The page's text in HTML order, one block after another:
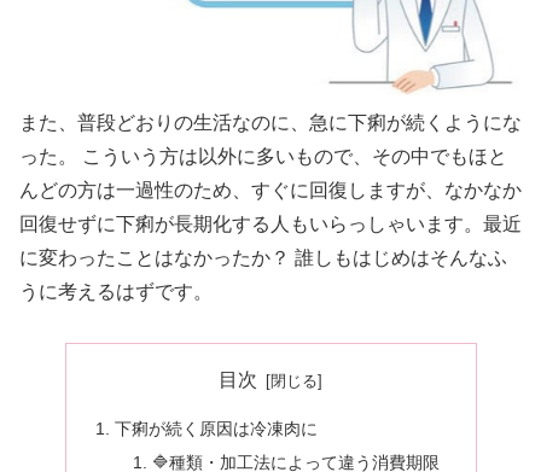
また、普段どおりの生活なのに、急に下痢が続くようにな
った。 こういう方は以外に多いもので、その中でもほと
んどの方は一過性のため、すぐに回復しますが、なかなか
回復せずに下痢が長期化する人もいらっしゃいます。最近
に変わったことはなかったか？ 誰しもはじめはそんなふ
うに考えるはずです。
目次
下痢が続く原因は冷凍肉に
🔷種類・加工法によって違う消費期限